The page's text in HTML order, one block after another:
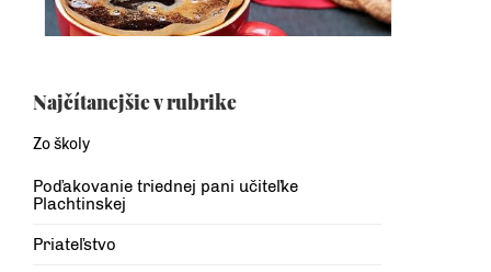
Najčítanejšie v rubrike
Zo školy
Poďakovanie triednej pani učiteľke
Plachtinskej
Priateľstvo